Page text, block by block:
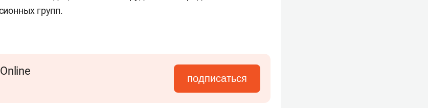
групп.
подписаться